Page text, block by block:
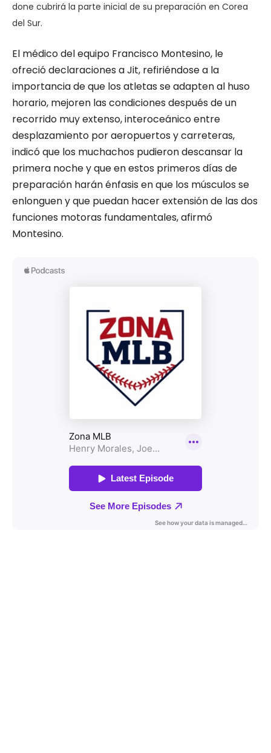
done cubrirá la parte inicial de su preparación en Corea
del Sur.
El médico del equipo Francisco Montesino, le
ofreció declaraciones a Jit, refiriéndose a la
importancia de que los atletas se adapten al huso
horario, mejoren las condiciones después de un
recorrido muy extenso, interoceánico entre
desplazamiento por aeropuertos y carreteras,
indicó que los muchachos pudieron descansar la
primera noche y que en estos primeros días de
preparación harán énfasis en que los músculos se
enlonguen y que puedan hacer extensión de las dos
funciones motoras fundamentales, afirmó
Montesino.